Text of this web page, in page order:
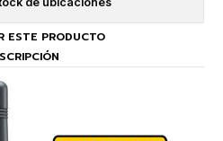
ESTE PRODUCTO